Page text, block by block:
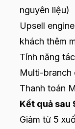
nguyên liệu)
Upsell
khách thêm
Tính năng
Multi-branch
Thanh toán
Kết quả sau
Giảm từ 5